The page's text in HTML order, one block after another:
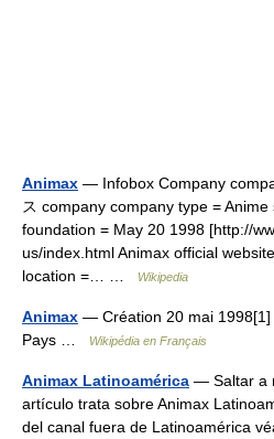
Animax — Infobox Company
ス company company type =
foundation = May 20 1998 [http://
us/index.html Animax official
location =… …
Wikipedia
Animax — Création 20 mai 1998[1]
Pays …
Wikipédia en Français
Animax Latinoamérica — Saltar a
artículo trata sobre Animax
del canal fuera de Latinoamérica